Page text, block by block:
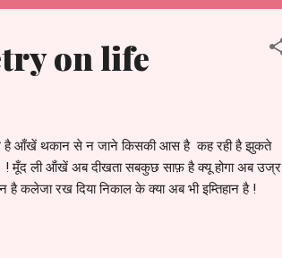
on life
है आँखें थकान से न जाने किसकी आस है कह रही है झुकते
! मूँद ली ऑंखें अब दीखता सबकुछ साफ़ है क्यू होगा अब उज्र
कलेजा रख दिया निकाल के क्या अब भी इम्तिहान है !